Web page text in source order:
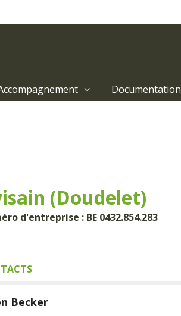
Documentation
(Doudelet)
d'entreprise : BE 0432.854.283
Becker